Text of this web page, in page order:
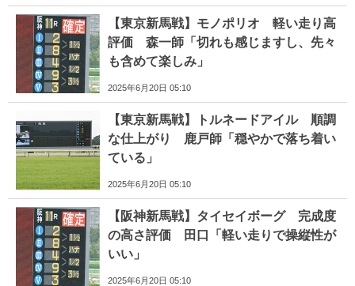
【東京新馬戦】モノポリオ 軽い走り高
評価 森一師「切れも感じますし、先々
も含めて楽しみ」
2025年6月20日 05:10
【東京新馬戦】トルネードアイル 順調
な仕上がり 鹿戸師「穏やかで落ち着い
ている」
2025年6月20日 05:10
【阪神新馬戦】タイセイボーグ 完成度
の高さ評価 田口「軽い走りで操縦性が
いい」
2025年6月20日 05:10